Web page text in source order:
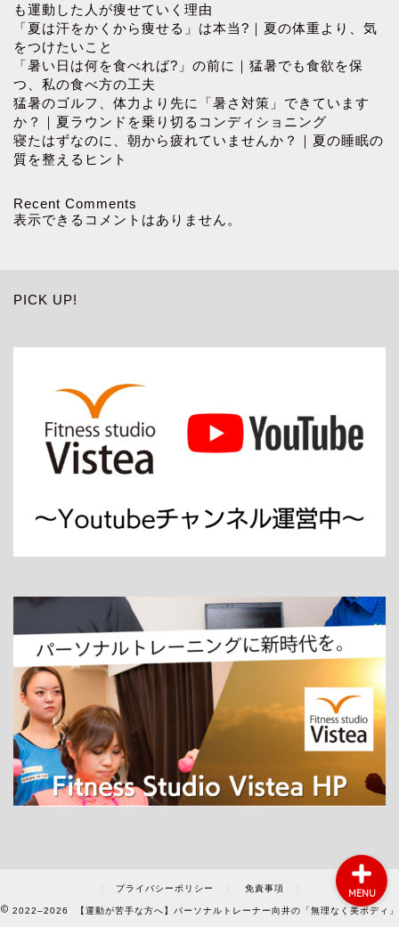
も運動した人が痩せていく理由
「夏は汗をかくから痩せる」は本当?｜夏の体重より、気
をつけたいこと
「暑い日は何を食べれば?」の前に｜猛暑でも食欲を保
つ、私の食べ方の工夫
猛暑のゴルフ、体力より先に「暑さ対策」できています
か？｜夏ラウンドを乗り切るコンディショニング
寝たはずなのに、朝から疲れていませんか？｜夏の睡眠の
質を整えるヒント
Recent Comments
表示できるコメントはありません。
PICK UP!
プライバシーポリシー 免責事項
2022–2026 【運動が苦手な方へ】パーソナルトレーナー向井の「無理なく美ボディ」
MENU
ホーム
パーソナルトレーニング
ダイエット